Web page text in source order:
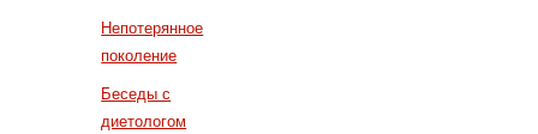
Непотерянное
поколение
Беседы с
диетологом